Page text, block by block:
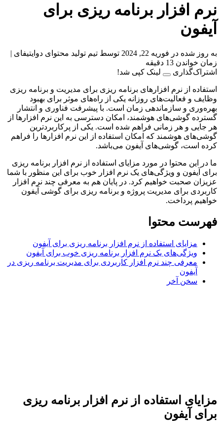
افزار برنامه ریزی برای
شده در فوریه 22, 2024 توسط تیم تولید محتوای دوایتیفای |
13 دقیقه
لینک کپی شد!
از نرم افزارهای برنامه ریزی برای مدیریت و برنامه ریزی
و فعالیت‌های روزانه یکی از راه‌های موثر برای بهبود
و سازماندهی زمان است. با پیشرفت فناوری و انتشار
گوشی‌های هوشمند، امکان دسترسی به این نرم افزارها از
و هر زمانی فراهم شده است. یکی از پرکاربردترین
هوشمند که امکان استفاده از این نرم افزارها را فراهم
است، گوشی‌های آیفون می‌باشد.
این محتوا در مورد مزایای استفاده از نرم افزار برنامه ریزی
آیفون و ویژگی‌های یک نرم افزار خوب برای این منظور با شما
صحبت خواهیم کرد. در پایان هم به معرفی چند نرم افزار
برای مدیریت پروژه و برنامه ریزی برای گوشی آیفون
پرداخت.
محتوا
مزایای استفاده از نرم افزار برنامه ریزی برای آیفون
‌ویژگی‌های یک نرم افزار برنامه ریزی خوب برای آیفون
معرفی چند نرم افزار کاربردی برای مدیریت برنامه ریزی در
سخن آخر
استفاده از نرم افزار برنامه ریزی
آیفون